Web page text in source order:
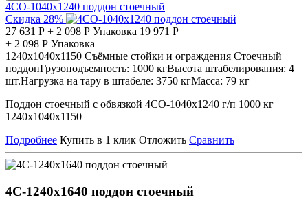
4СО-1040х1240 поддон стоечный
Скидка 28%
27 631 Р + 2 098 Р Упаковка 19 971 Р
+ 2 098 Р Упаковка
1240х1040х1150 Съёмные стойки и ограждения Стоечный
поддонГрузоподъемность: 1000 кгВысота штабелирования: 4
шт.Нагрузка на тару в штабеле: 3750 кгМасса: 79 кг
Поддон стоечный с обвязкой 4СО-1040х1240 г/п 1000 кг
1240х1040х1150
Подробнее Купить в 1 клик Отложить Сравнить
4С-1240х1640 поддон стоечный